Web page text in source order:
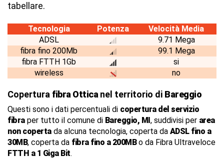
tabellare.
Tecnologia Potenza
Velocità Media
ADSL
9.71 Mega
fibra fino 200Mb
99.1 Mega
fibra FTTH 1Gb
si
wireless
no
Copertura fibra Ottica nel territorio di Bareggio
Questi sono i dati percentuali di copertura del servizio
fibraper tutto il comune di Bareggio, MI, suddivisi per area
non copertada alcuna tecnologia, coperta da ADSL fino a
30MB, coperta da fibra fino a 200MBo da Fibra Ultraveloce
FTTH a 1 Giga Bit.